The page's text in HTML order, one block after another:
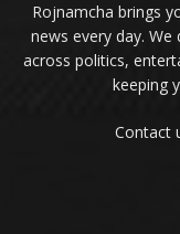
Rojnamcha brings
news every day.
across politics,
keeping
Contact